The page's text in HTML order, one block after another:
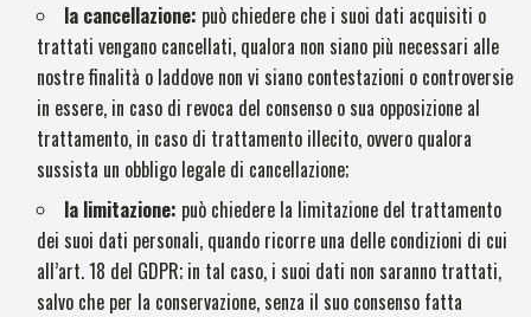
la cancellazione: può chiedere che i suoi dati acquisiti o
trattati vengano cancellati, qualora non siano più necessari alle
nostre finalità o laddove non vi siano contestazioni o controversie
in essere, in caso di revoca del consenso o sua opposizione al
trattamento, in caso di trattamento illecito, ovvero qualora
sussista un obbligo legale di cancellazione;
la limitazione: può chiedere la limitazione del trattamento
dei suoi dati personali, quando ricorre una delle condizioni di cui
all’art. 18 del GDPR; in tal caso, i suoi dati non saranno trattati,
salvo che per la conservazione, senza il suo consenso fatta